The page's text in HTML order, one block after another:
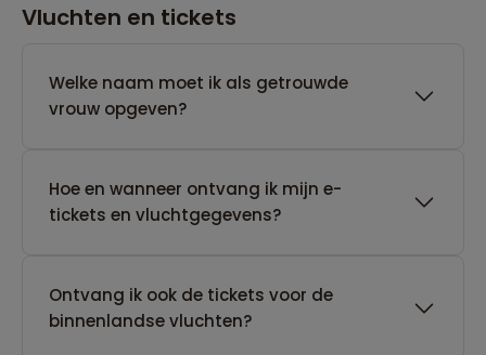
Vluchten en tickets
Welke naam moet ik als getrouwde
vrouw opgeven?
Hoe en wanneer ontvang ik mijn e-
tickets en vluchtgegevens?
Ontvang ik ook de tickets voor de
binnenlandse vluchten?